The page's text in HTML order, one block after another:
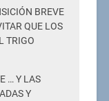
BREVE
QUE LOS
TRIGO
… Y LAS
Y